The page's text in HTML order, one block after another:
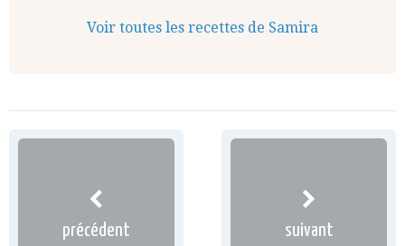
Voir toutes les recettes de Samira
précédent suivant